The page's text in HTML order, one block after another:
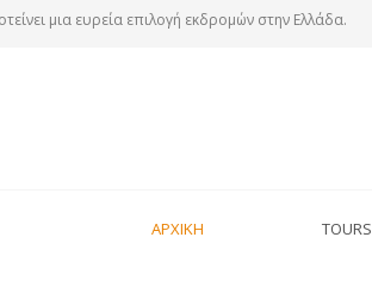
μια ευρεία επιλογή εκδρομών στην Ελλάδα.
ΑΡΧΙΚΗ TOURS